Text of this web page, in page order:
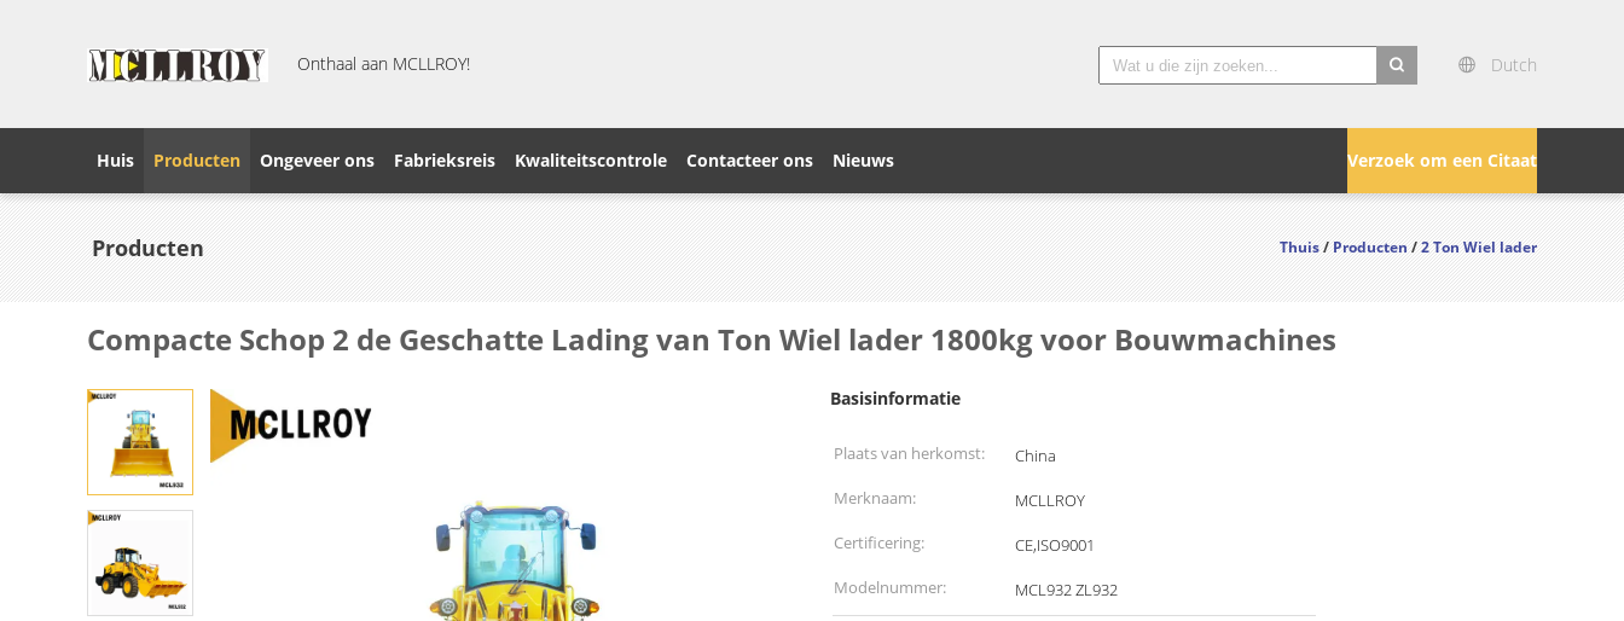
Onthaal aan MCLLROY!
Dutch
Verzoek om een Citaat
Huis Producten Ongeveer ons Fabrieksreis Kwaliteitscontrole Contacteer ons Nieuws
Producten Thuis/Producten/2 Ton Wiel lader
Compacte Schop 2 de Geschatte Lading van Ton Wiel lader 1800kg voor Bouwmachines
Basisinformatie
Plaats van herkomst:
China
Merknaam:
MCLLROY
Certificering:
CE,ISO9001
Modelnummer:
MCL932 ZL932